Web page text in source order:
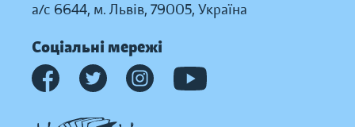
а/с 6644, м. Львів, 79005, Україна
Соціальні мережі